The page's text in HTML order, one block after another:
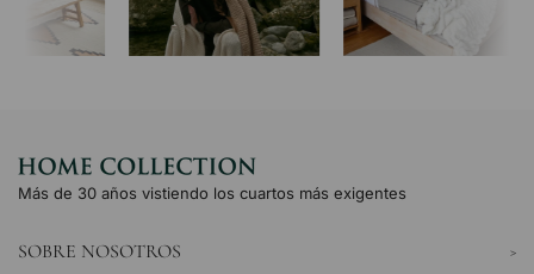
Más de 30 años vistiendo los cuartos más exigentes
SOBRE NOSOTROS